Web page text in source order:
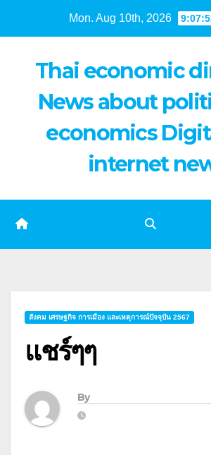
Mon. Aug 10th, 2026
Thai economic
News about
economics
internet
สังคม เศรษฐกิจ การเมือง และเหตุการณ์ปัจจุบัน 2567
แชร์ๆๆ
By